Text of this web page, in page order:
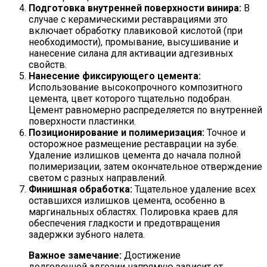
Подготовка внутренней поверхности винира: В
случае с керамическими реставрациями это
включает обработку плавиковой кислотой (при
необходимости), промывание, высушивание и
нанесение силана для активации адгезивных
свойств.
Нанесение фиксирующего цемента:
Использование высокопрочного композитного
цемента, цвет которого тщательно подобран.
Цемент равномерно распределяется по внутренней
поверхности пластинки.
Позиционирование и полимеризация: Точное и
осторожное размещение реставрации на зубе.
Удаление излишков цемента до начала полной
полимеризации, затем окончательное отверждение
светом с разных направлений.
Финишная обработка: Тщательное удаление всех
оставшихся излишков цемента, особенно в
маргинальных областях. Полировка краев для
обеспечения гладкости и предотвращения
задержки зубного налета.
Важное замечание: Достижение